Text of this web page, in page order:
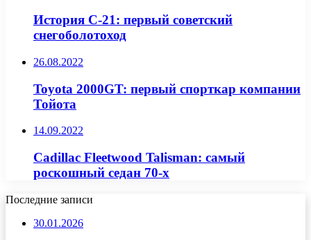
История С-21: первый советский
снегоболотоход
26.08.2022
Toyota 2000GT: первый спорткар компании
Тойота
14.09.2022
Cadillac Fleetwood Talisman: самый
роскошный седан 70-х
Последние записи
30.01.2026